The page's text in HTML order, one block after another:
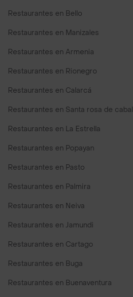
Restaurantes en Bello
Restaurantes en Manizales
Restaurantes en Armenia
Restaurantes en Rionegro
Restaurantes en Calarcá
Restaurantes en Santa rosa de cabal
Restaurantes en La Estrella
Restaurantes en Popayan
Restaurantes en Pasto
Restaurantes en Palmira
Restaurantes en Neiva
Restaurantes en Jamundi
Restaurantes en Cartago
Restaurantes en Buga
Restaurantes en Buenaventura